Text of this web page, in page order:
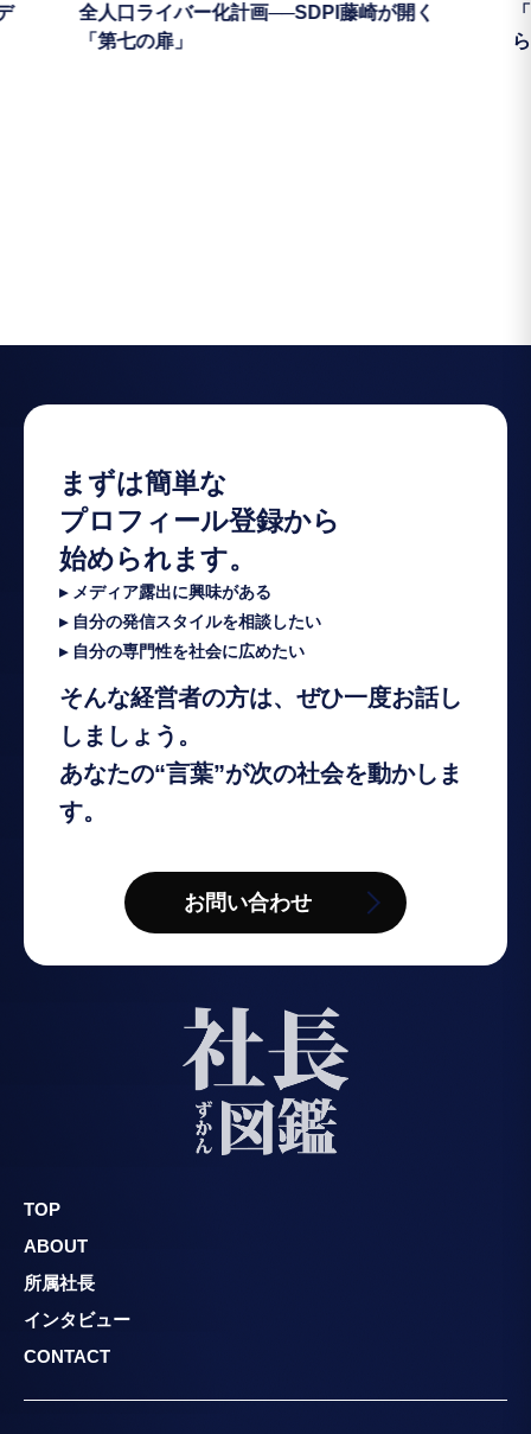
全人口ライバー化計画──SDPI藤崎が開く
「第七の扉」
まずは簡単な
プロフィール登録から
始められます。
▸ メディア露出に興味がある
▸ 自分の発信スタイルを相談したい
▸ 自分の専門性を社会に広めたい
そんな経営者の方は、ぜひ一度お話し
しましょう。
あなたの“言葉”が次の社会を動かしま
す。
お問い合わせ
TOP
ABOUT
所属社長
インタビュー
CONTACT